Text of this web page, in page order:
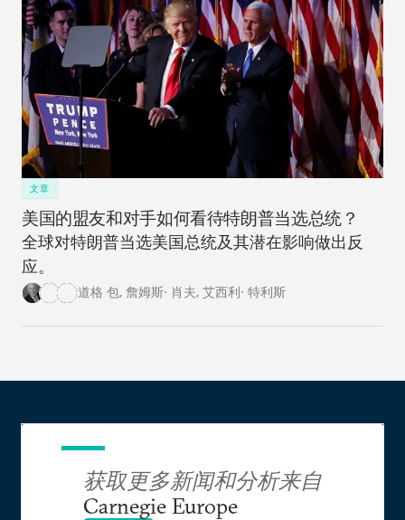
文章
美国的盟友和对手如何看待特朗普当选总统？
全球对特朗普当选美国总统及其潜在影响做出反
应。
道格 包, 詹姆斯· 肖夫, 艾西利· 特利斯
获取更多新闻和分析来自
Carnegie Europe